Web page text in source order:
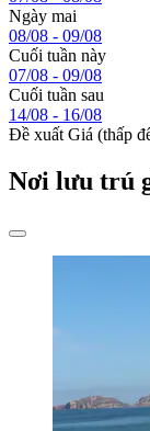
Ngày mai
08/08 - 09/08
Cuối tuần này
07/08 - 09/08
Cuối tuần sau
14/08 - 16/08
Đề xuất Giá (thấp
Nơi lưu trú